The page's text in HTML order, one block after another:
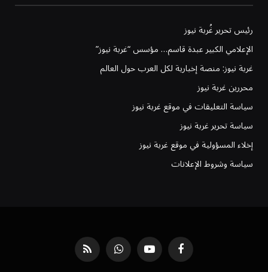
رئيس تحرير غُربة نيوز
الإعلامي الكبير عبدة قاسم… مؤسس “غربة نيوز”
غربة نيوز: منصة إخبارية لكل العرب حول العالم
محررين غربة نيوز
سياسة التعليقات في موقع غربة نيوز
سياسة تحرير غربة نيوز
إخلاء المسؤولية في موقع غربة نيوز
سياسة وشروط الإعلانات
فيسبوك يوتيوب واتساب RSS